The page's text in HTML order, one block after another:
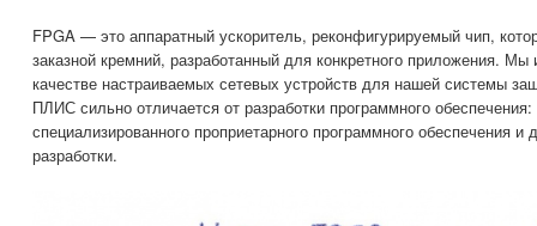
FPGA — это аппаратный ускоритель, реконфигурируемый чип,
заказной кремний, разработанный для конкретного приложения.
качестве настраиваемых сетевых устройств для нашей системы
ПЛИС сильно отличается от разработки программного обеспечения:
специализированного проприетарного программного обеспечения и
разработки.